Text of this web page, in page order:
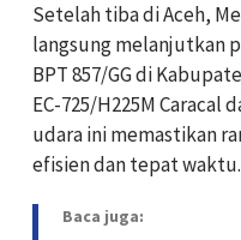
Setelah tiba di Aceh,
langsung melanjutkan
BPT 857/GG di
EC-725/H225M Caracal
udara ini memastikan
efisien dan tepat waktu.
Baca juga: